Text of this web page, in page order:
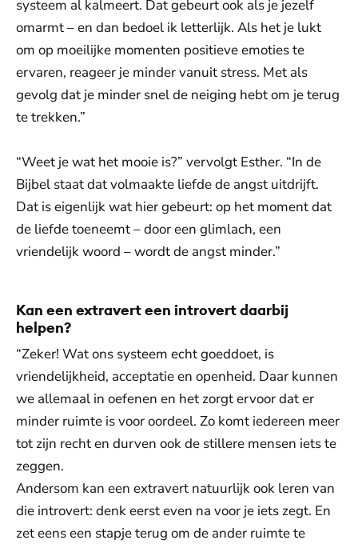
systeem al kalmeert. Dat gebeurt ook als je jezelf
omarmt – en dan bedoel ik letterlijk. Als het je lukt
om op moeilijke momenten positieve emoties te
ervaren, reageer je minder vanuit stress. Met als
gevolg dat je minder snel de neiging hebt om je terug
te trekken.”
“Weet je wat het mooie is?” vervolgt Esther. “In de
Bijbel staat dat volmaakte liefde de angst uitdrijft.
Dat is eigenlijk wat hier gebeurt: op het moment dat
de liefde toeneemt – door een glimlach, een
vriendelijk woord – wordt de angst minder.”
Kan een extravert een introvert daarbij
helpen?
“Zeker! Wat ons systeem echt goeddoet, is
vriendelijkheid, acceptatie en openheid. Daar kunnen
we allemaal in oefenen en het zorgt ervoor dat er
minder ruimte is voor oordeel. Zo komt iedereen meer
tot zijn recht en durven ook de stillere mensen iets te
zeggen.
Andersom kan een extravert natuurlijk ook leren van
die introvert: denk eerst even na voor je iets zegt. En
zet eens een stapje terug om de ander ruimte te